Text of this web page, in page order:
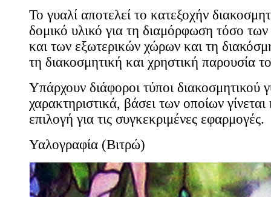
Το γυαλί αποτελεί το κατεξοχήν
δομικό υλικό για τη διαμόρφωση τόσο
και των εξωτερικών χώρων και τη
τη διακοσμητική και χρηστική παρουσία
Υπάρχουν διάφοροι τύποι διακοσμητικού
χαρακτηριστικά, βάσει των οποίων
επιλογή για τις συγκεκριμένες εφαρμογές.
Υαλογραφία (Βιτρώ)